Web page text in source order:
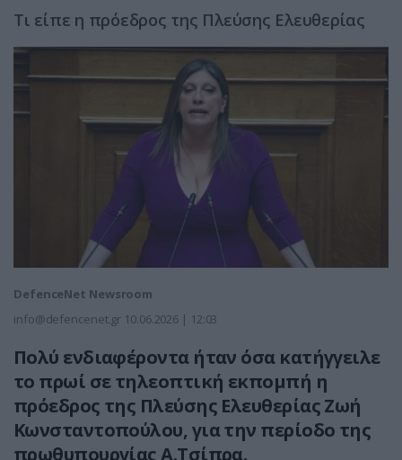
Τι είπε η πρόεδρος της Πλεύσης Ελευθερίας
DefenceNet Newsroom
info@defencenet.gr 10.06.2026 | 12:03
Πολύ ενδιαφέροντα ήταν όσα κατήγγειλε
το πρωί σε τηλεοπτική εκπομπή η
πρόεδρος της Πλεύσης Ελευθερίας Ζωή
Κωνσταντοπούλου, για την περίοδο της
πρωθυπουργίας Α.Τσίπρα.